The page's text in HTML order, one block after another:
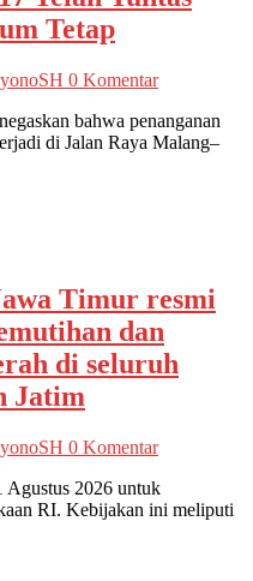
Tetap
0 Komentar
bahwa penanganan
di Jalan Raya Malang–
Timur resmi
dan
di seluruh
Jatim
0 Komentar
Agustus 2026 untuk
RI. Kebijakan ini meliputi